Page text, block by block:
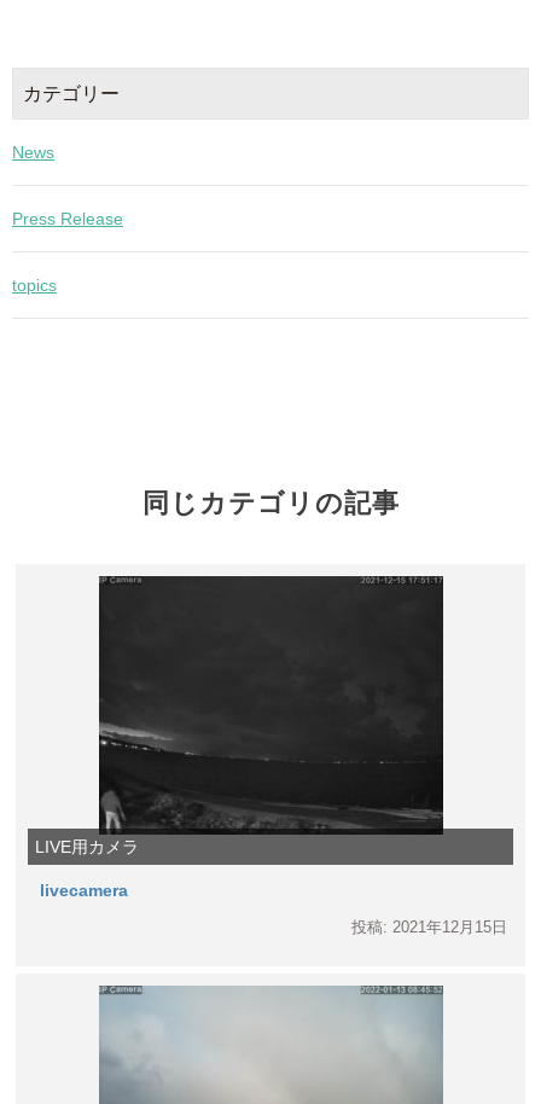
カテゴリー
News
Press Release
topics
同じカテゴリの記事
LIVE用カメラ
livecamera
投稿: 2021年12月15日